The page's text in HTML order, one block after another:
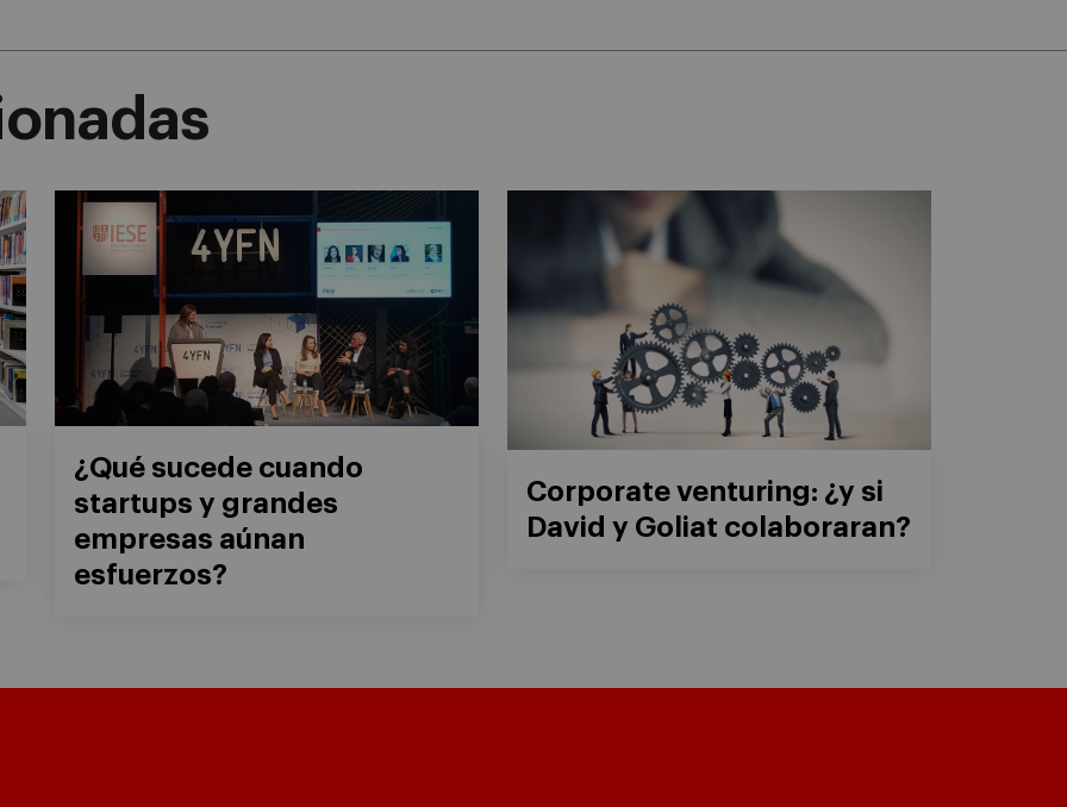
¿Qué sucede cuando
startups y grandes
empresas aúnan
esfuerzos?
Corporate venturing: ¿y si
David y Goliat colaboraran?